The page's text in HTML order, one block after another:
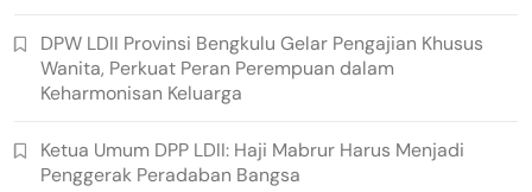
DPW LDII Provinsi Bengkulu Gelar Pengajian Khusus
Wanita, Perkuat Peran Perempuan dalam
Keharmonisan Keluarga
Ketua Umum DPP LDII: Haji Mabrur Harus Menjadi
Penggerak Peradaban Bangsa